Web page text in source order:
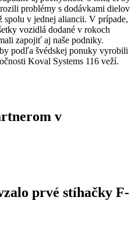
problémy s dodávkami dielov
spolu v jednej aliancii. V prípade,
vozidlá dodané v rokoch
zapojiť aj naše podniky.
podľa švédskej ponuky vyrobili
Koval Systems 116 veží.
v
prvé stíhačky F-